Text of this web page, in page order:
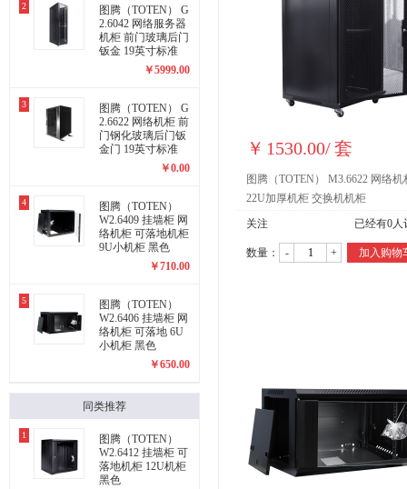
2
图腾（TOTEN） G
2.6042 网络服务器
机柜 前门玻璃后门
钣金 19英寸标准
￥5999.00
3
图腾（TOTEN） G
2.6622 网络机柜 前
门钢化玻璃后门钣
金门 19英寸标准
￥0.00
4
图腾（TOTEN）
W2.6409 挂墙柜 网
络机柜 可落地机柜
9U小机柜 黑色
￥710.00
5
图腾（TOTEN）
W2.6406 挂墙柜 网
络机柜 可落地 6U
小机柜 黑色
￥650.00
同类推荐
1
图腾（TOTEN）
W2.6412 挂墙柜 可
落地机柜 12U机柜
黑色
￥ 1530.00/套
图腾（TOTEN） M3.6622 网络机
22U加厚机柜 交换机机柜
关注
已经有0人
数量： - + 加入购物